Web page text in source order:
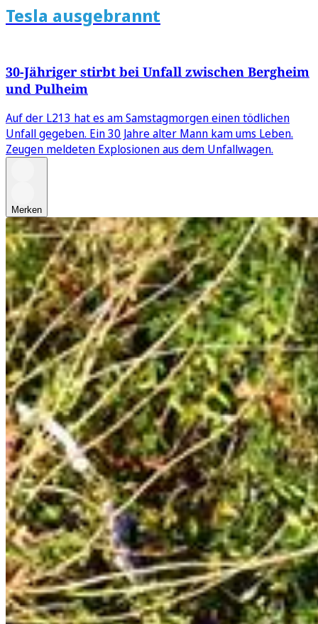
Tesla ausgebrannt
30-Jähriger stirbt bei Unfall zwischen Bergheim
und Pulheim
Auf der L213 hat es am Samstagmorgen einen tödlichen
Unfall gegeben. Ein 30 Jahre alter Mann kam ums Leben.
Zeugen meldeten Explosionen aus dem Unfallwagen.
Merken